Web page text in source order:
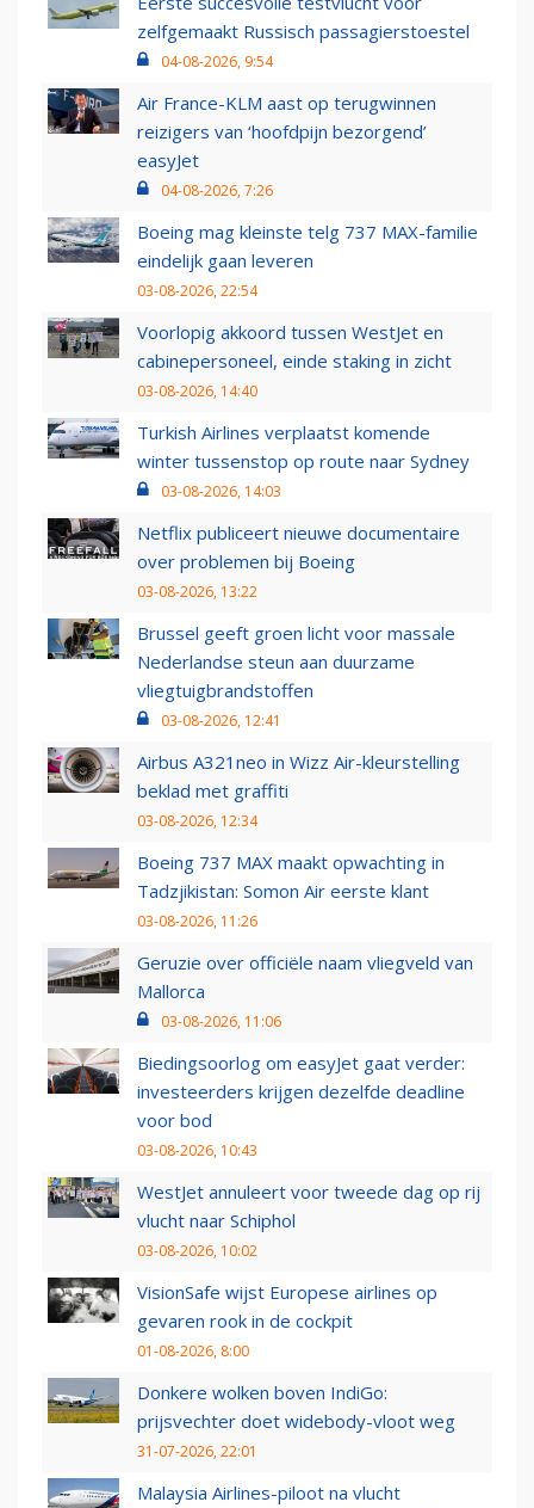
zelfgemaakt Russisch passagierstoestel
04-08-2026, 9:54
Air France-KLM aast op terugwinnen
reizigers van ‘hoofdpijn bezorgend’
easyJet
04-08-2026, 7:26
Boeing mag kleinste telg 737 MAX-familie
eindelijk gaan leveren
03-08-2026, 22:54
Voorlopig akkoord tussen WestJet en
cabinepersoneel, einde staking in zicht
03-08-2026, 14:40
Turkish Airlines verplaatst komende
winter tussenstop op route naar Sydney
03-08-2026, 14:03
Netflix publiceert nieuwe documentaire
over problemen bij Boeing
03-08-2026, 13:22
Brussel geeft groen licht voor massale
Nederlandse steun aan duurzame
vliegtuigbrandstoffen
03-08-2026, 12:41
Airbus A321neo in Wizz Air-kleurstelling
beklad met graffiti
03-08-2026, 12:34
Boeing 737 MAX maakt opwachting in
Tadzjikistan: Somon Air eerste klant
03-08-2026, 11:26
Geruzie over officiële naam vliegveld van
Mallorca
03-08-2026, 11:06
Biedingsoorlog om easyJet gaat verder:
investeerders krijgen dezelfde deadline
voor bod
03-08-2026, 10:43
WestJet annuleert voor tweede dag op rij
vlucht naar Schiphol
03-08-2026, 10:02
VisionSafe wijst Europese airlines op
gevaren rook in de cockpit
01-08-2026, 8:00
Donkere wolken boven IndiGo:
prijsvechter doet widebody-vloot weg
31-07-2026, 22:01
Malaysia Airlines-piloot na vlucht